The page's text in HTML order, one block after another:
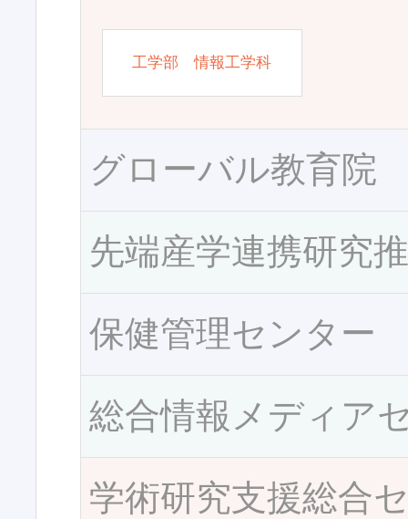
工学部 情報工学科
グローバル教育院
先端産学連携研究
保健管理センター
総合情報メディア
学術研究支援総合